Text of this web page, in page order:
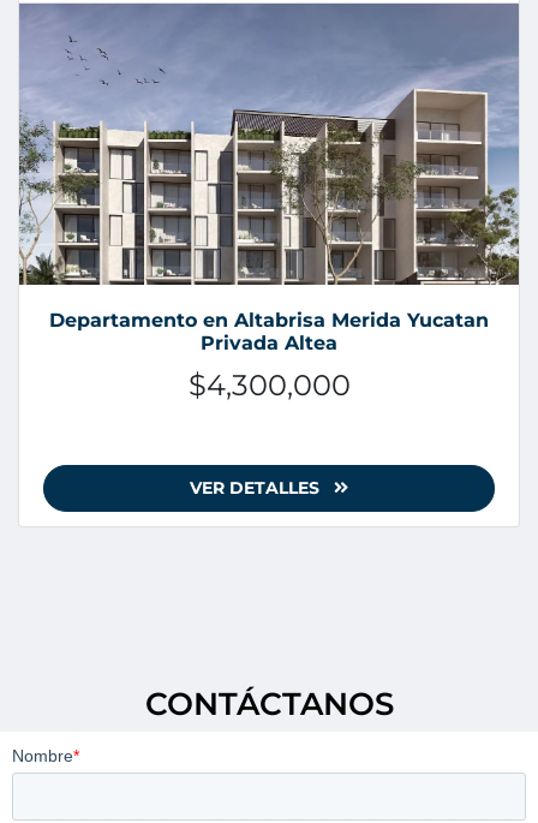
Departamento en Altabrisa Merida Yucatan
Privada Altea
$4,300,000
VER DETALLES
CONTÁCTANOS